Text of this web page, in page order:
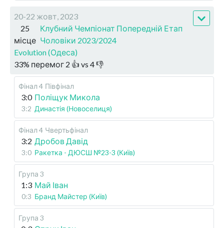
20-22 жовт, 2023
25
місце
Клубний Чемпіонат Попередній Етап
Чоловіки 2023/2024
Evolution (Одеса)
33% перемог 2 👍 vs 4👎
Фінал 4 Півфінал
3:0 Поліщук Микола
3:2 Династія (Новоселиця)
Фінал 4 Чвертьфінал
3:2 Дробов Давід
3:0 Ракетка - ДЮСШ №23-3 (Київ)
Група 3
1:3 Май Іван
0:3 Бранд Майстер (Київ)
Група 3